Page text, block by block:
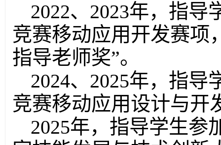
2022、2023年，指
竞赛移动应用开发赛项
指导老师奖”。
2024、2025年，指
竞赛移动应用设计与开
2025年，指导学生参